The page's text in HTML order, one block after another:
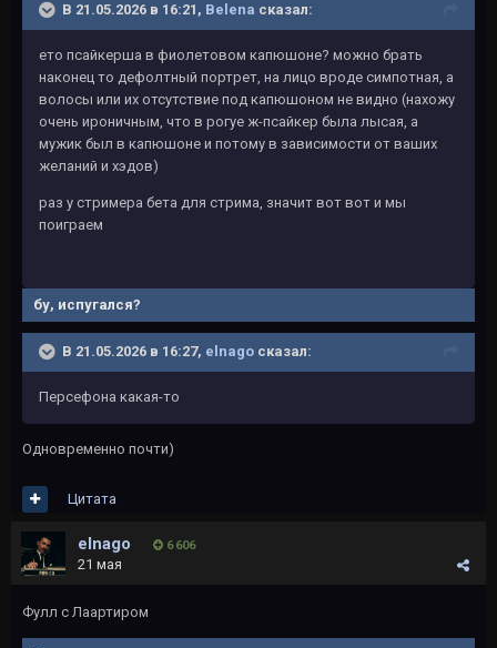
В 21.05.2026 в 16:21, Belena сказал:
ето псайкерша в фиолетовом капюшоне? можно брать
наконец то дефолтный портрет, на лицо вроде симпотная, а
волосы или их отсутствие под капюшоном не видно (нахожу
очень ироничным, что в рогуе ж-псайкер была лысая, а
мужик был в капюшоне и потому в зависимости от ваших
желаний и хэдов)
раз у стримера бета для стрима, значит вот вот и мы
поиграем
бу, испугался?
В 21.05.2026 в 16:27, elnago сказал:
Персефона какая-то
Одновременно почти)
Цитата
elnago 6 606
21 мая
Фулл с Лаартиром